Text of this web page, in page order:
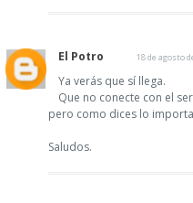
El Potro 18 de agosto
Ya verás que sí llega.
Que no conecte con el
pero como dices lo
Saludos.